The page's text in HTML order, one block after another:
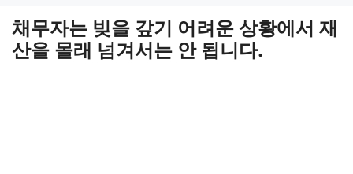
채무자는 빚을 갚기 어려운 상황에서 재
산을 몰래 넘겨서는 안 됩니다.